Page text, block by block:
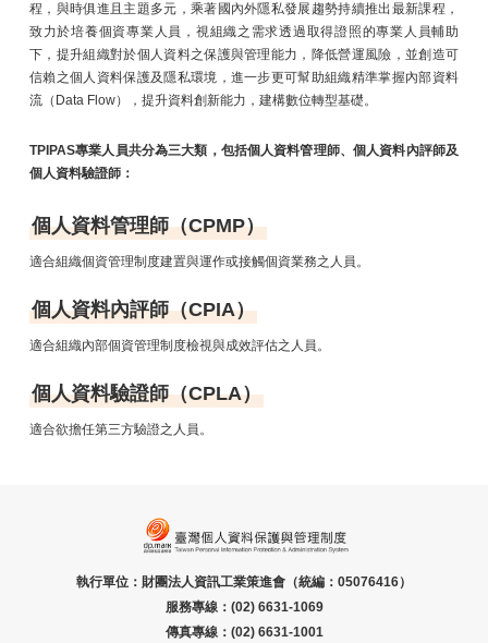
程，與時俱進且主題多元，乘著國內外隱私發展趨勢持續推出最新課程，
致力於培養個資專業人員，視組織之需求透過取得證照的專業人員輔助
下，提升組織對於個人資料之保護與管理能力，降低營運風險，並創造可
信賴之個人資料保護及隱私環境，進一步更可幫助組織精準掌握內部資料
流（Data Flow），提升資料創新能力，建構數位轉型基礎。
TPIPAS專業人員共分為三大類，包括個人資料管理師、個人資料內評師及
個人資料驗證師：
個人資料管理師（CPMP）
適合組織個資管理制度建置與運作或接觸個資業務之人員。
個人資料內評師（CPIA）
適合組織內部個資管理制度檢視與成效評估之人員。
個人資料驗證師（CPLA）
適合欲擔任第三方驗證之人員。
執行單位：財團法人資訊工業策進會（統編：05076416）
服務專線：(02) 6631-1069
傳真專線：(02) 6631-1001